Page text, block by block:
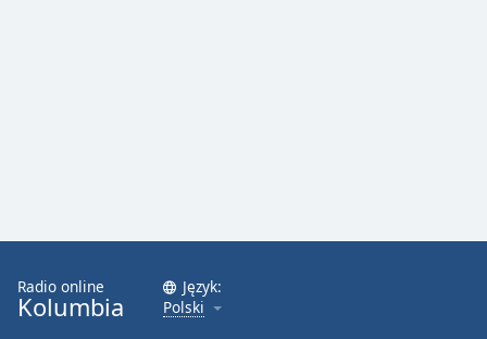
Font
Family
Radio online
Kolumbia
Język:
Polski